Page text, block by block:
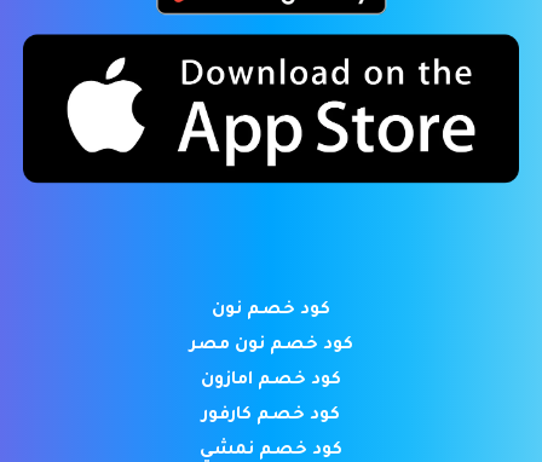
كود خصم نون
كود خصم نون مصر
كود خصم امازون
كود خصم كارفور
كود خصم نمشي